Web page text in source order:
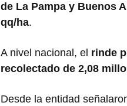
de La Pampa y Buenos
qq/ha.
A nivel nacional, el rinde
recolectado de 2,08
Desde la entidad